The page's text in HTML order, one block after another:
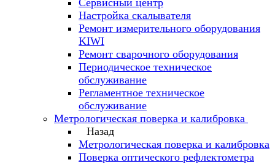
Сервисный центр
Настройка скалывателя
Ремонт измерительного оборудования
KIWI
Ремонт сварочного оборудования
Периодическое техническое
обслуживание
Регламентное техническое
обслуживание
Метрологическая поверка и калибровка
Назад
Метрологическая поверка и калибровка
Поверка оптического рефлектометра